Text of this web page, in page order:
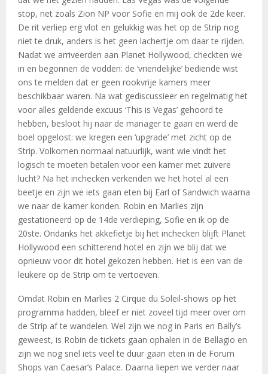
stop, net zoals Zion NP voor Sofie en mij ook de 2de keer.
De rit verliep erg vlot en gelukkig was het op de Strip nog
niet te druk, anders is het geen lachertje om daar te rijden.
Nadat we arriveerden aan Planet Hollywood, checkten we
in en begonnen de vodden: de ‘vriendelijke’ bediende wist
ons te melden dat er geen rookvrije kamers meer
beschikbaar waren. Na wat gediscussieer en regelmatig het
voor alles geldende excuus ‘This is Vegas’ gehoord te
hebben, besloot hij naar de manager te gaan en werd de
boel opgelost: we kregen een ‘upgrade’ met zicht op de
Strip. Volkomen normaal natuurlijk, want wie vindt het
logisch te moeten betalen voor een kamer met zuivere
lucht? Na het inchecken verkenden we het hotel al een
beetje en zijn we iets gaan eten bij Earl of Sandwich waarna
we naar de kamer konden. Robin en Marlies zijn
gestationeerd op de 14de verdieping, Sofie en ik op de
20ste. Ondanks het akkefietje bij het inchecken blijft Planet
Hollywood een schitterend hotel en zijn we blij dat we
opnieuw voor dit hotel gekozen hebben. Het is een van de
leukere op de Strip om te vertoeven.
Omdat Robin en Marlies 2 Cirque du Soleil-shows op het
programma hadden, bleef er niet zoveel tijd meer over om
de Strip af te wandelen. Wel zijn we nog in Paris en Bally’s
geweest, is Robin de tickets gaan ophalen in de Bellagio en
zijn we nog snel iets veel te duur gaan eten in de Forum
Shops van Caesar’s Palace. Daarna liepen we verder naar